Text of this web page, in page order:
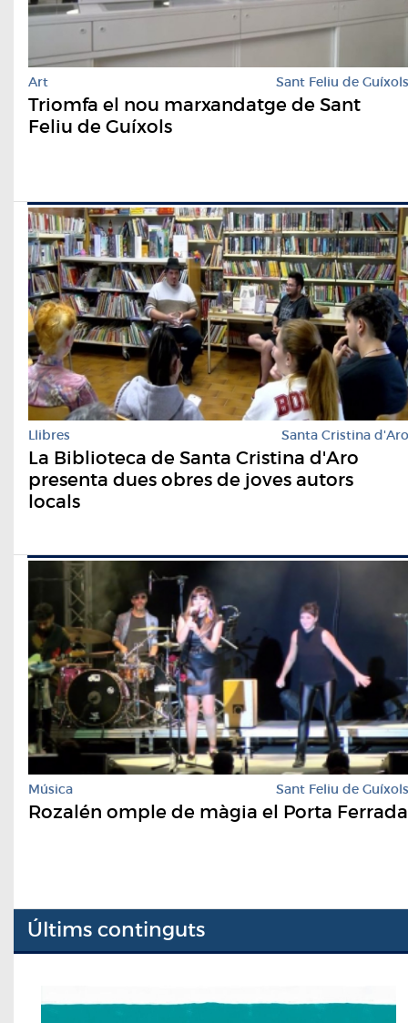
Art Sant Feliu de Guíxols
Triomfa el nou marxandatge de Sant
Feliu de Guíxols
Llibres Santa Cristina d'Aro
La Biblioteca de Santa Cristina d'Aro
presenta dues obres de joves autors
locals
Música Sant Feliu de Guíxols
Rozalén omple de màgia el Porta Ferrada
Últims continguts